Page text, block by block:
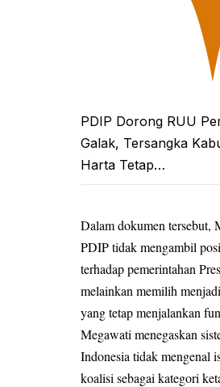
PDIP Dorong RUU
Galak, Tersangka
Harta Tetap…
Dalam dokumen tersebut,
PDIP tidak mengambil
terhadap pemerintahan
melainkan memilih
yang tetap menjalankan
Megawati menegaskan
Indonesia tidak mengenal
koalisi sebagai kategori